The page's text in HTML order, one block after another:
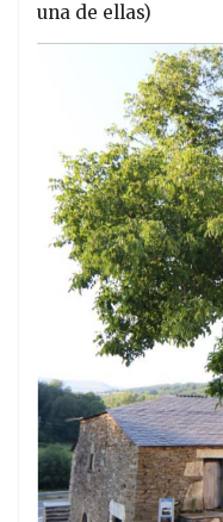
una de ellas)